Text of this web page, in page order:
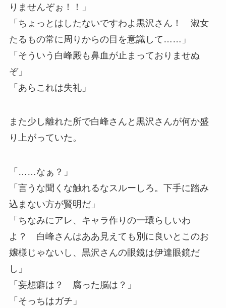
りませんぞぉ！！」
「ちょっとはしたないですわよ黒沢さん！ 淑女
たるもの常に周りからの目を意識して……」
「そういう白峰殿も鼻血が止まっておりませぬ
ぞ」
「あらこれは失礼」
また少し離れた所で白峰さんと黒沢さんが何か盛
り上がっていた。
「……なぁ？」
「言うな聞くな触れるなスルーしろ。下手に踏み
込まない方が賢明だ」
「ちなみにアレ、キャラ作りの一環らしいわ
よ？ 白峰さんはああ見えても別に良いとこのお
嬢様じゃないし、黒沢さんの眼鏡は伊達眼鏡だ
し」
「妄想癖は？ 腐った脳は？」
「そっちはガチ」